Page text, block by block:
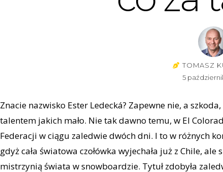
TOMASZ
5
Znacie nazwisko Ester Ledecká? Zapewne nie, a
talentem jakich mało. Nie tak dawno temu, w El
Federacji w ciągu zaledwie dwóch dni. I to w różnych
gdyż cała światowa czołówka wyjechała już z Chile,
mistrzynią świata w snowboardzie. Tytuł zdobyła